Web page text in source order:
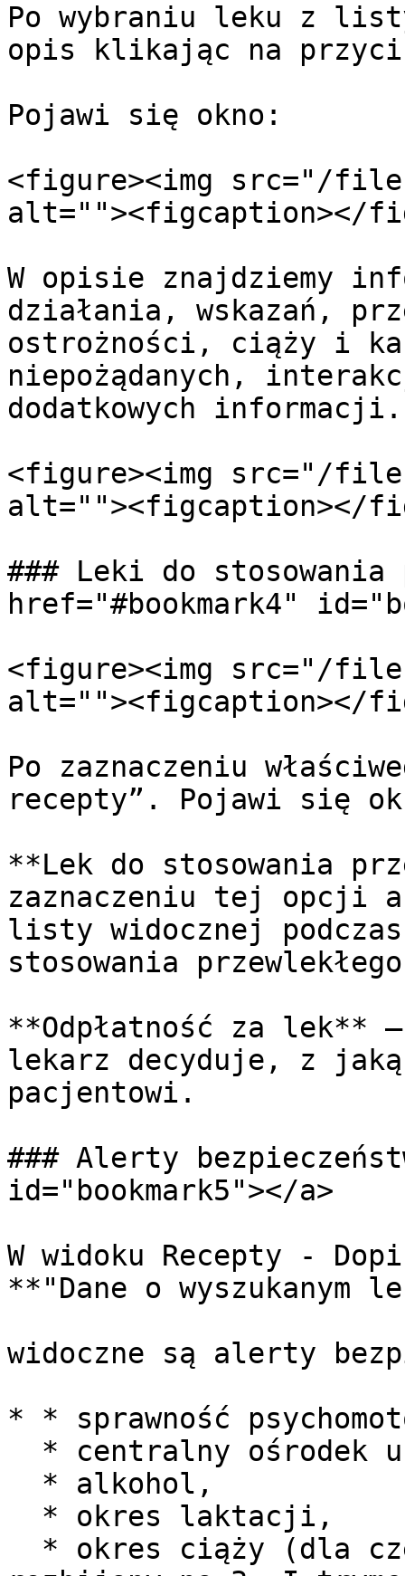
Po wybraniu leku z
opis klikając na
Pojawi się okno:
<figure><img src="/files/
alt=""><figcaption></
W opisie znajdziemy
działania, wskazań,
ostrożności, ciąży i
niepożądanych,
dodatkowych informacji.
<figure><img src="/
alt=""><figcaption></
### Leki do stosowania
href="#bookmark4"
<figure><img src="/
alt=""><figcaption></
Po zaznaczeniu
recepty”. Pojawi się
**Lek do stosowania
zaznaczeniu tej opcji
listy widocznej
stosowania
**Odpłatność za lek**
lekarz decyduje, z
pacjentowi.
### Alerty
id="bookmark5"></a>
W widoku Recepty -
**"Dane o wyszukanym
widoczne są alerty
* * sprawność